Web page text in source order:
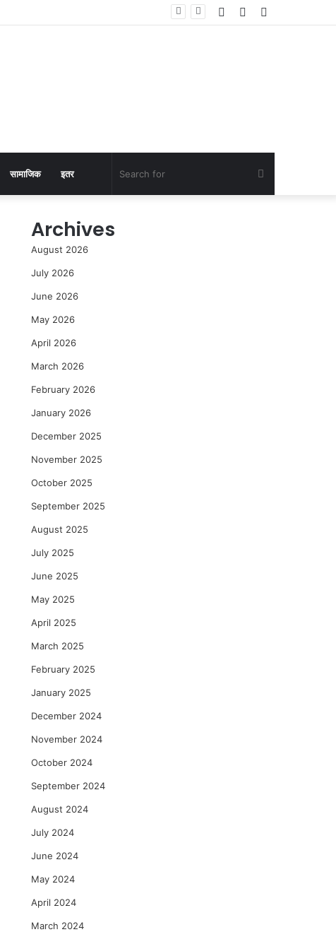
Random
Log
सामाजिक इतर Search
Archives
August 2026
July 2026
June 2026
May 2026
April 2026
March 2026
February 2026
January 2026
December 2025
November 2025
October 2025
September 2025
August 2025
July 2025
June 2025
May 2025
April 2025
March 2025
February 2025
January 2025
December 2024
November 2024
October 2024
September 2024
August 2024
July 2024
June 2024
May 2024
April 2024
March 2024